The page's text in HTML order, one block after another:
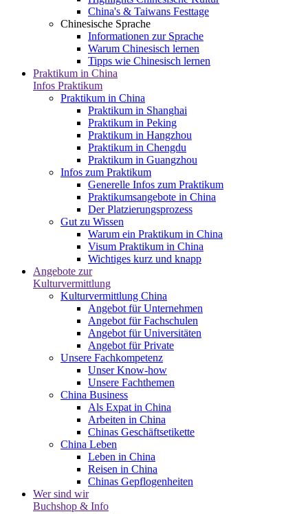
China's & Taiwans Festtage
Chinesische Sprache
Informationen zur Sprache
Warum Chinesisch lernen
Tipps wie Chinesisch lernen
Praktikum in China
Infos Praktikum
Praktikum in China
Praktikum in Shanghai
Praktikum in Peking
Praktikum in Hangzhou
Praktikum in Chengdu
Praktikum in Guangzhou
Infos zum Praktikum
Generelle Infos zum Praktikum
Praktikumsangebote in China
Der Platzierungsprozess
Gut zu Wissen
Warum ein Praktikum in China
Visum Praktikum in China
Wichtiges kurz und knapp
Angebote zur
Kulturvermittlung
Kulturvermittlung China
Angebot für Unternehmen
Angebot für Fachschulen
Angebot für Universitäten
Angebot für Private
Unsere Fachkompetenz
Unser Know-how
Unsere Fachthemen
China Business
Als Expat in China
Arbeiten in China
Chinas Geschäftsetikette
China Leben
Leben in China
Reisen in China
Chinas Gepflogenheiten
Wer sind wir
Buchshop & Info